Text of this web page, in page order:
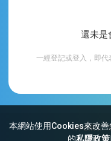
本網站使用Cookies來改
的私隱政策
還未是
一經登記或登入，即
網站索引